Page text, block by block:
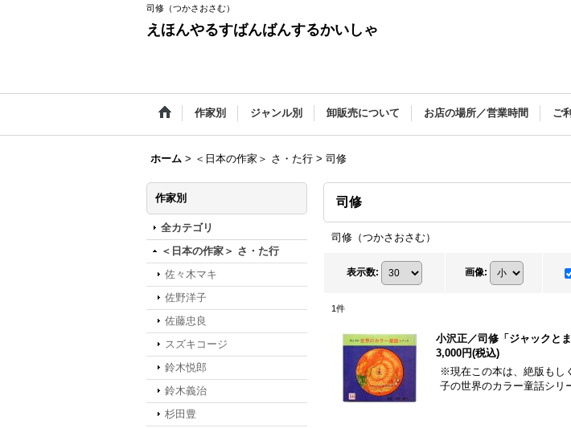
司修（つかさおさむ）
えほんやるすばんばんするかいしゃ
作家別 ジャンル別 卸販売について お店の場所／営業時間 ご
ホーム > ＜日本の作家＞ さ・た行 > 司修
作家別
全カテゴリ
＜日本の作家＞ さ・た行
佐々木マキ
佐野洋子
佐藤忠良
スズキコージ
鈴木悦郎
鈴木義治
杉田豊
司修
司修（つかさおさむ）
表示数: 画像:
1件
小沢正／司修「ジャックと
3,000円(税込)
※現在この本は、絶版もし
子の世界のカラー童話シ